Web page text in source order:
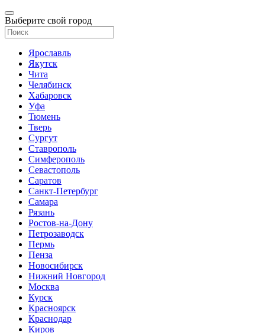
Выберите свой город
Ярославль
Якутск
Чита
Челябинск
Хабаровск
Уфа
Тюмень
Тверь
Сургут
Ставрополь
Симферополь
Севастополь
Саратов
Санкт-Петербург
Самара
Рязань
Ростов-на-Дону
Петрозаводск
Пермь
Пенза
Новосибирск
Нижний Новгород
Москва
Курск
Красноярск
Краснодар
Киров